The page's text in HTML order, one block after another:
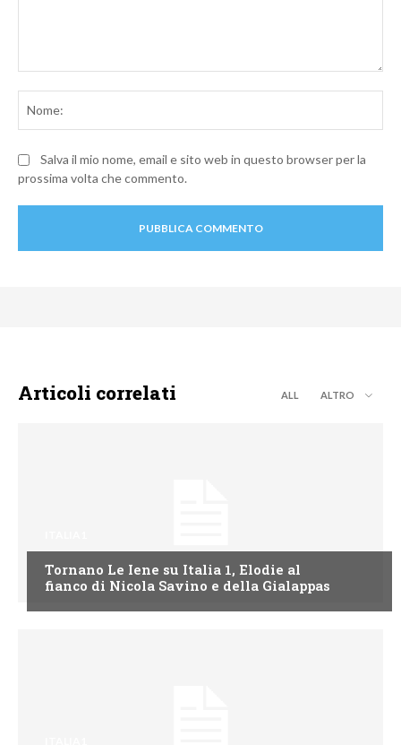
Salva il mio nome, email e sito web in questo browser per la
prossima volta che commento.
Articoli correlati ALL ALTRO
Tornano Le Iene su Italia 1, Elodie al
fianco di Nicola Savino e della Gialappas